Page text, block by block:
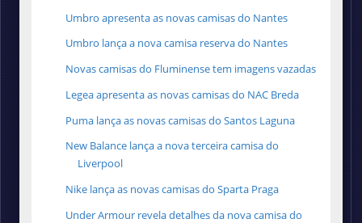
Umbro apresenta as novas camisas do Nantes
Umbro lança a nova camisa reserva do Nantes
Novas camisas do Fluminense tem imagens vazadas
Legea apresenta as novas camisas do NAC Breda
Puma lança as novas camisas do Santos Laguna
New Balance lança a nova terceira camisa do
Liverpool
Nike lança as novas camisas do Sparta Praga
Under Armour revela detalhes da nova camisa do